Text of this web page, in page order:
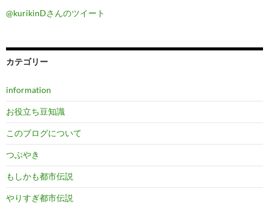
@kurikinDさんのツイート
カテゴリー
information
お役立ち豆知識
このブログについて
つぶやき
もしかも都市伝説
やりすぎ都市伝説